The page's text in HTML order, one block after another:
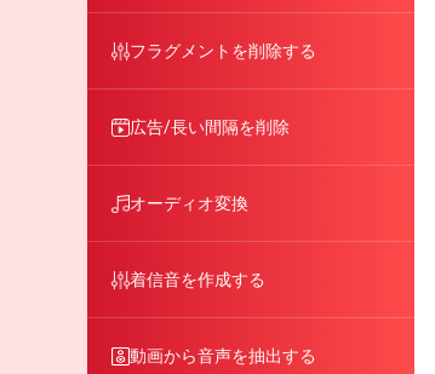
フラグメントを削除する
広告/長い間隔を削除
オーディオ変換
着信音を作成する
動画から音声を抽出する